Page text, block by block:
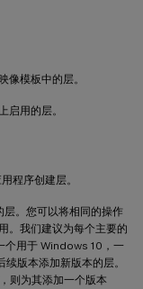
像模板中的层。
启用的层。
程序创建层。
。您可以将相同的操作
。我们建议为每个主要的
个用于 Windows 10，一
版本添加新版本的层。
则为其添加一个版本